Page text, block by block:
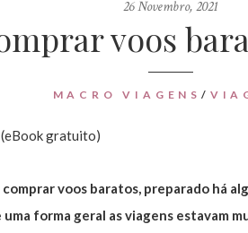
26 Novembro, 2021
voos
MACRO VIAGENS /
voos baratos, preparado há
forma geral as viagens estavam